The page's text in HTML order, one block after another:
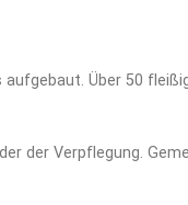
Über 50
der Verpflegung.